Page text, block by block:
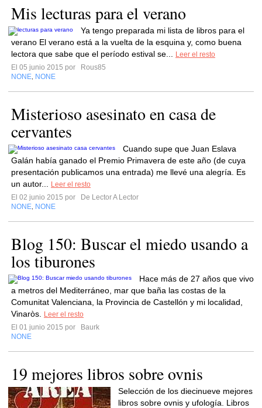
Mis lecturas para el verano
Ya tengo preparada mi lista de libros para el
verano El verano está a la vuelta de la esquina y, como buena
lectora que sabe que el período estival se...
Leer el resto
El 05 junio 2015 por
Rous85
NONE NONE
Misterioso asesinato en casa de
cervantes
Cuando supe que Juan Eslava
Galán había ganado el Premio Primavera de este año (de cuya
presentación publicamos una entrada) me llevé una alegría. Es
un autor...
Leer el resto
El 02 junio 2015 por
De Lector A Lector
NONE NONE
Blog 150: Buscar el miedo usando a
los tiburones
Hace más de 27 años que vivo
a metros del Mediterráneo, mar que baña las costas de la
Comunitat Valenciana, la Provincia de Castellón y mi localidad,
Vinaròs.
Leer el resto
El 01 junio 2015 por
Baurk
NONE
19 mejores libros sobre ovnis
Selección de los diecinueve mejores
libros sobre ovnis y ufología. Libros